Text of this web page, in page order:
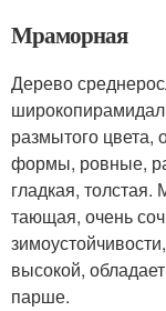
Мраморная
Дерево
размытого цвета,
формы, ровные,
гладкая,
тающая, очень
высокой,
парше.